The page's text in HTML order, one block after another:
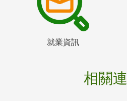
就業資訊
相關